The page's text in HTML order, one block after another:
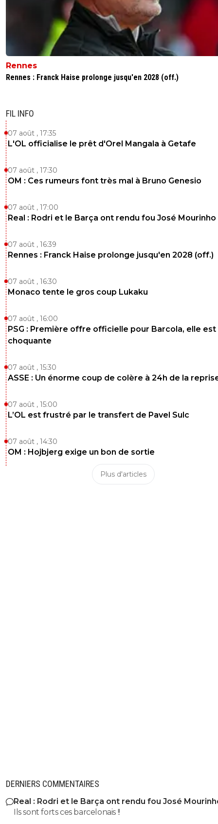
Rennes
Rennes : Franck Haise prolonge jusqu'en 2028 (off.)
FIL INFO
07 août , 17:35
L'OL officialise le prêt d'Orel Mangala à Getafe
07 août , 17:30
OM : Ces rumeurs font très mal à Bruno Genesio
07 août , 17:00
Real : Rodri et le Barça ont rendu fou José Mourinho
07 août , 16:39
Rennes : Franck Haise prolonge jusqu'en 2028 (off.)
07 août , 16:30
Monaco tente le gros coup Lukaku
07 août , 16:00
PSG : Première offre officielle pour Barcola, elle est
choquante
07 août , 15:30
ASSE : Un énorme coup de colère à 24h de la
07 août , 15:00
L’OL est frustré par le transfert de Pavel Sulc
07 août , 14:30
OM : Hojbjerg exige un bon de sortie
Plus d'articles
DERNIERS COMMENTAIRES
Real : Rodri et le Barça ont rendu fou José
Ils sont forts ces barcelonais !!